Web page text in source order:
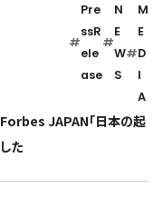
#
Pre
ssR
ele
ase
#
N
E
W
S
#
M
E
D
I
A
JAPAN「日本の起
た